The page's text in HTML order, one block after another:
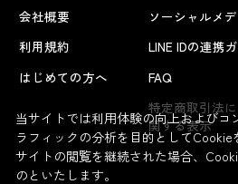
会社概要
利用規約
はじめての方へ
ソーシャルメ
LINE IDの連携
FAQ
特定商取引法に
関する表示
当サイトでは利用体験の向上およびコ
ラフィックの分析を目的として
サイトの閲覧を継続された場合、
のといたします。